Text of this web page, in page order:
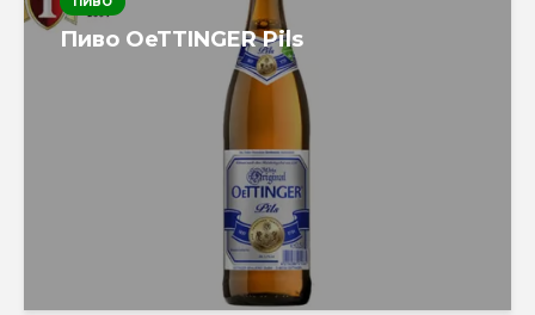
Пиво OeTTINGER Pils